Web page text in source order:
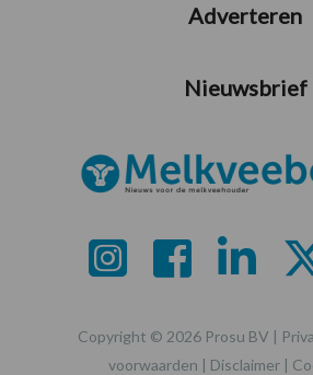
Adverteren
Nieuwsbrief
Copyright © 2026 Prosu BV |
voorwaarden | Disclaimer |